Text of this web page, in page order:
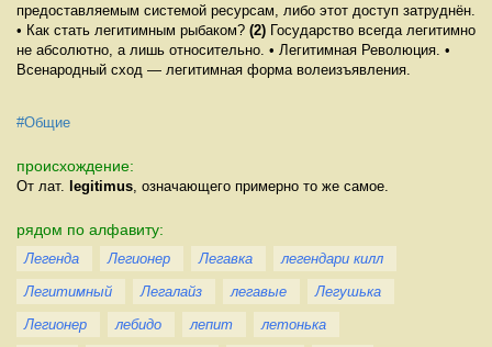
предоставляемым системой ресурсам, либо этот доступ затруднён.
• Как стать легитимным рыбаком? (2) Государство всегда легитимно
не абсолютно, а лишь относительно. • Легитимная Революция. •
Всенародный сход — легитимная форма волеизъявления.
#Общие
происхождение:
От лат. legitimus , означающего примерно то же самое.
рядом по алфавиту:
Легенда Легионер Легавка
легендари килл
Легитимный
Легалайз легавые
Легушька
Легионер
лебидо лепит
летонька